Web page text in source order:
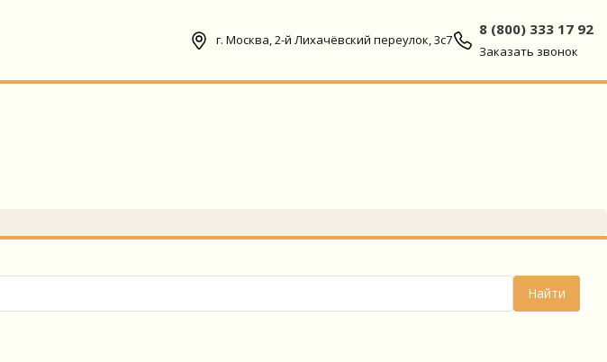
г. Москва, 2-й Лихачёвский переулок, 3с7
8 (800) 333 17 92
Заказать звонок
Найти